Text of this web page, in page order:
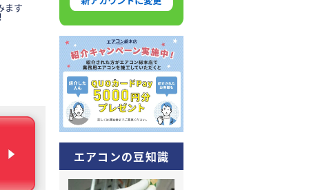
ます
エアコンの豆知識